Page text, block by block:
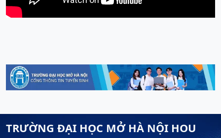
TRƯỜNG ĐẠI HỌC MỞ HÀ NỘI HOU